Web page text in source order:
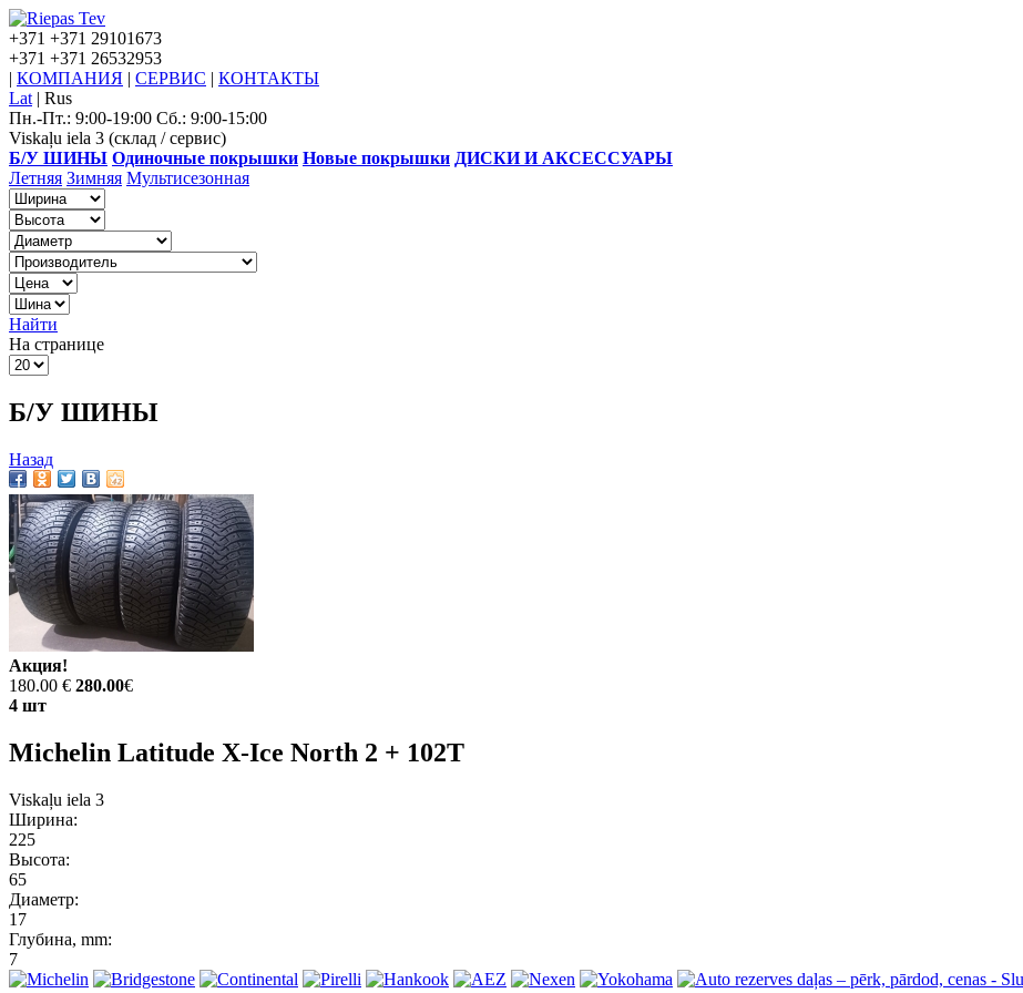
+371 +371 29101673
+371 +371 26532953
| КОМПАНИЯ | СЕРВИС | КОНТАКТЫ
Lat | Rus
Пн.-Пт.: 9:00-19:00 Сб.: 9:00-15:00
Viskaļu iela 3 (склад / сервис)
Б/У ШИНЫ Одиночные покрышки Новые покрышки ДИСКИ И АКСЕССУАРЫ
Летняя Зимняя Мультисезонная
Найти
На странице
Б/У ШИНЫ
Назад
Акция!
180.00 € 280.00€
4 шт
Michelin Latitude X-Ice North 2 + 102T
Viskaļu iela 3
Ширина:
225
Высота:
65
Диаметр:
17
Глубина, mm:
7